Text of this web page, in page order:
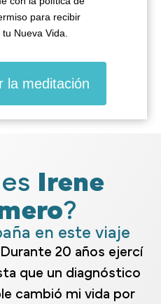
para recibir
Nueva Vida.
la meditación
Irene
?
en este viaje
20 años ejercí
que un diagnóstico
cambió mi vida por